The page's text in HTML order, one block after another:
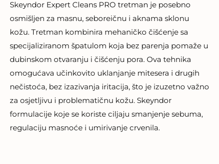
Skeyndor Expert Cleans PRO tretman je posebno
osmišljen za masnu, seboreičnu i aknama sklonu
kožu. Tretman kombinira mehaničko čišćenje sa
specijaliziranom špatulom koja bez parenja pomaže u
dubinskom otvaranju i čišćenju pora. Ova tehnika
omogućava učinkovito uklanjanje mitesera i drugih
nečistoća, bez izazivanja iritacija, što je izuzetno važno
za osjetljivu i problematičnu kožu. Skeyndor
formulacije koje se koriste ciljaju smanjenje sebuma,
regulaciju masnoće i umirivanje crvenila.